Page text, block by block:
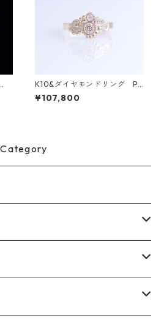
K10&ダイヤモンドリング PL
ANTA（プランタ）
¥107,800
Category
】（在庫ありのみ絞込）
】（在庫ありのみ絞込）
在庫ありのみ絞込）